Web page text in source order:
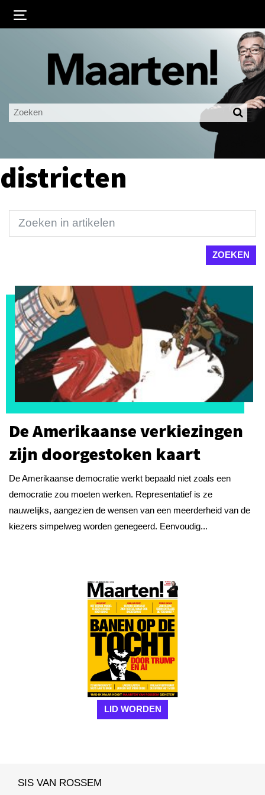
Ingelogd blijven
LOGIN
districten
De Amerikaanse verkiezingen
zijn doorgestoken kaart
De Amerikaanse democratie werkt bepaald niet zoals een
democratie zou moeten werken. Representatief is ze
nauwelijks, aangezien de wensen van een meerderheid van de
kiezers simpelweg worden genegeerd. Eenvoudig...
LID WORDEN
SIS VAN ROSSEM